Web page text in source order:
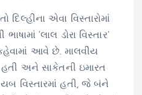
એવા વિસ્તારોમાં
‘લાલ ડોરા વિસ્તાર’
આવે છે. માલવીય
હતી અને સાકેતની ઇમારત
વિસ્તારમાં હતી, જે બંને